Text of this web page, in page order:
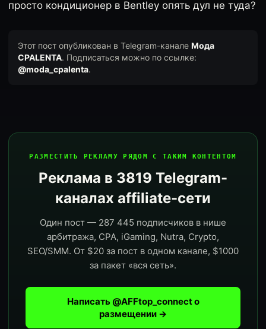
просто кондиционер в Bentley опять дул не туда?
Этот пост опубликован в Telegram-канале Мода
CPALENTA. Подписаться можно по ссылке:
@moda_cpalenta.
РАЗМЕСТИТЬ РЕКЛАМУ РЯДОМ С ТАКИМ КОНТЕНТОМ
Реклама в 3819 Telegram-
каналах affiliate-сети
Один пост — 287 445 подписчиков в нише
арбитража, CPA, iGaming, Nutra, Crypto,
SEO/SMM. От $20 за пост в одном канале, $1000
за пакет «вся сеть».
Написать @AFFtop_connect о
размещении →